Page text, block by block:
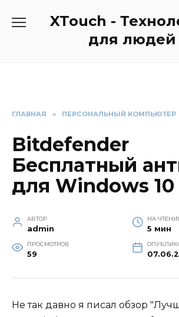
XTouch -
для людей
ГЛАВНАЯ » ПЕРСОНАЛЬНЫЙ КОМПЬЮТЕР
Bitdefender
Бесплатный
для Windows 10
АВТОР
admin
НА
5 мин
ПРОСМОТРОВ
59
Не так давно я писал обзор